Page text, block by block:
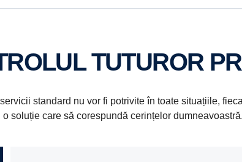
TUTUROR
standard nu vor fi potrivite în toate situațiile,
soluție care să corespundă cerințelor